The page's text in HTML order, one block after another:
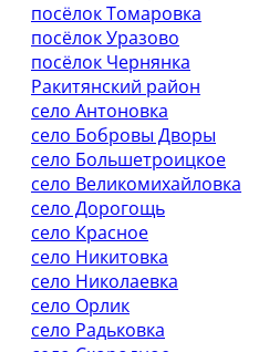
посёлок Томаровка
посёлок Уразово
посёлок Чернянка
Ракитянский район
село Антоновка
село Бобровы Дворы
село Большетроицкое
село Великомихайловка
село Дорогощь
село Красное
село Никитовка
село Николаевка
село Орлик
село Радьковка